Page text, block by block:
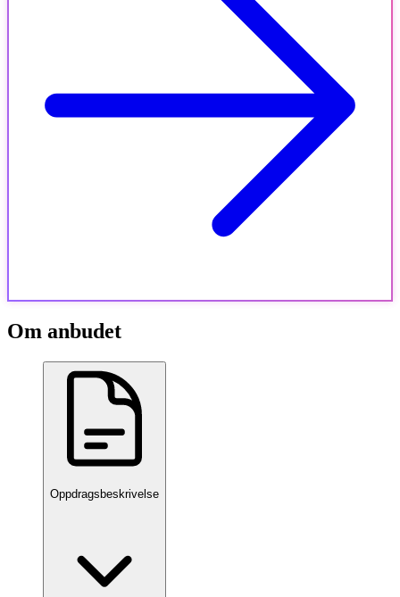
Om anbudet
Oppdragsbeskrivelse